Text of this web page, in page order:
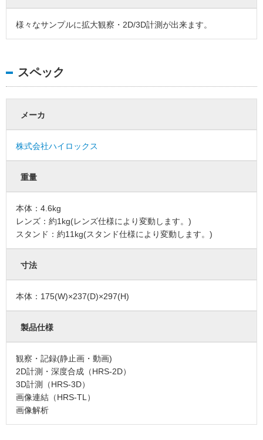
様々なサンプルに拡大観察・2D/3D計測が出来ます。
スペック
メーカ
株式会社ハイロックス
重量
本体：4.6kg
レンズ：約1kg(レンズ仕様により変動します。)
スタンド：約11kg(スタンド仕様により変動します。)
寸法
本体：175(W)×237(D)×297(H)
製品仕様
観察・記録(静止画・動画)
2D計測・深度合成（HRS-2D）
3D計測（HRS-3D）
画像連結（HRS-TL）
画像解析